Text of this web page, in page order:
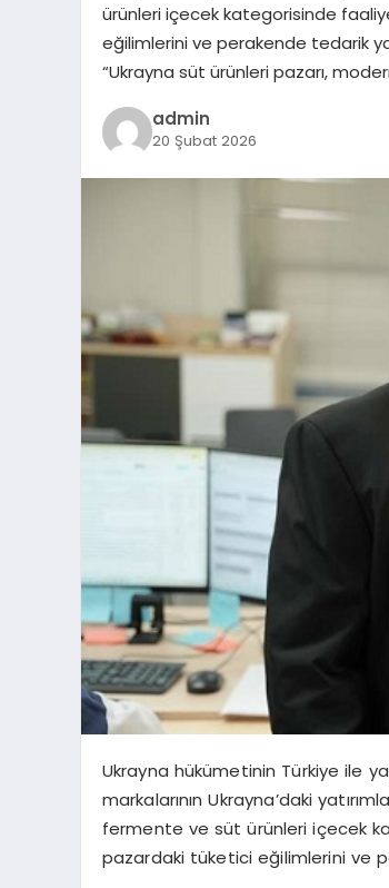
ürünleri içecek kategorisinde
eğilimlerini ve perakende tedarik
“Ukrayna süt ürünleri pazarı,
admin
20 Şubat 2026
Ukrayna hükümetinin Türkiye ile
markalarının Ukrayna’daki
fermente ve süt ürünleri içecek
pazardaki tüketici eğilimlerini ve